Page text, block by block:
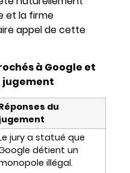
et la firme
appel de cette
à Google et
jugement
du
jury a statué que
détient un
illégal.